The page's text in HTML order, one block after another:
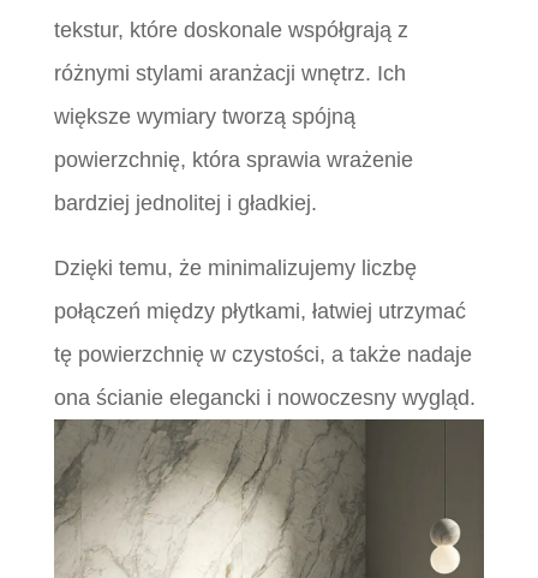
tekstur, które doskonale współgrają z
różnymi stylami aranżacji wnętrz. Ich
większe wymiary tworzą spójną
powierzchnię, która sprawia wrażenie
bardziej jednolitej i gładkiej.
Dzięki temu, że minimalizujemy liczbę
połączeń między płytkami, łatwiej utrzymać
tę powierzchnię w czystości, a także nadaje
ona ścianie elegancki i nowoczesny wygląd.